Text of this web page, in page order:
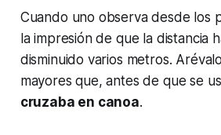
Cuando uno observa desde los
la impresión de que la distancia
disminuido varios metros.
mayores que, antes de que se
cruzaba en canoa.